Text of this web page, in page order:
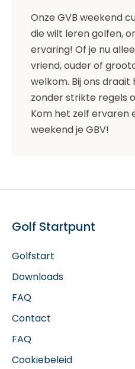
Onze GVB weekend
die wilt leren golfen,
ervaring! Of je nu
vriend, ouder of
welkom. Bij ons
zonder strikte regels
Kom het zelf ervaren
weekend je GBV!
Golf Startpunt
Golfstart
Downloads
FAQ
Contact
FAQ
Cookiebeleid